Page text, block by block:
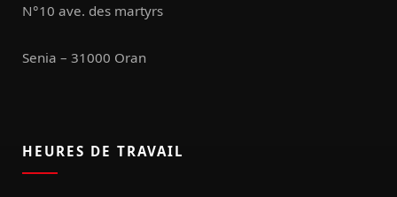
N°10 ave. des martyrs
Senia – 31000 Oran
HEURES DE TRAVAIL